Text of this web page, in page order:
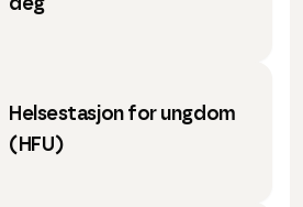
deg
Helsestasjon for ungdom
(HFU)